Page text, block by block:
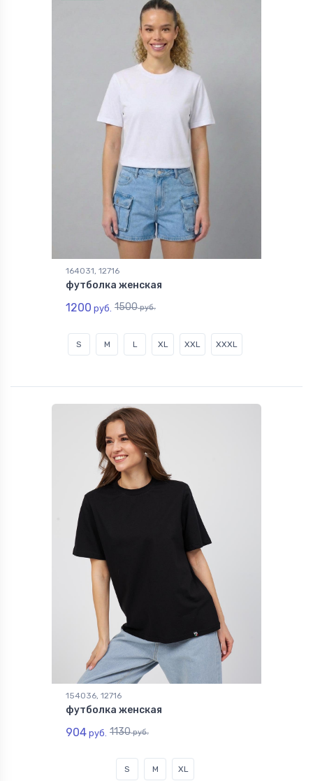
164031, 12716
футболка женская
1200 руб. 1500руб.
S M L XL XXL XXXL
154036, 12716
футболка женская
904 руб. 1130руб.
S M XL